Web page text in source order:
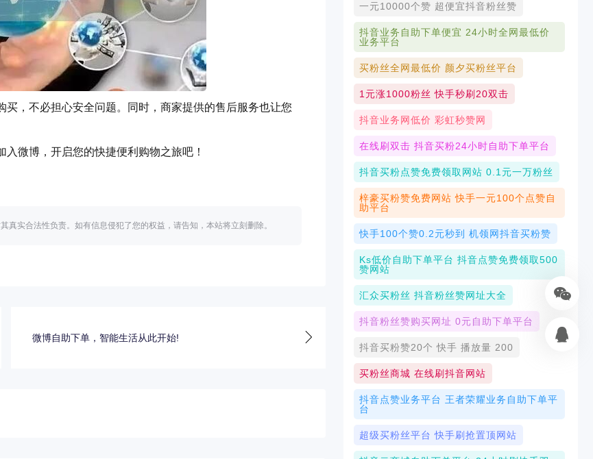
，不必担心安全问题。同时，商家提供的售后服务也让您
微博，开启您的快捷便利购物之旅吧！
实合法性负责。如有信息侵犯了您的权益，请告知，本站将立刻删除。
微博自助下单，智能生活从此开始!
一元10000个赞 超便宜抖音粉丝赞
抖音业务自助下单便宜 24小时全网最低价
业务平台
买粉丝全网最低价 颜夕买粉丝平台
1元涨1000粉丝 快手秒刷20双击
抖音业务网低价 彩虹秒赞网
在线刷双击 抖音买粉24小时自助下单平台
抖音买粉点赞免费领取网站 0.1元一万粉丝
梓豪买粉赞免费网站 快手一元100个点赞自
助平台
快手100个赞0.2元秒到 机领网抖音买粉赞
Ks低价自助下单平台 抖音点赞免费领取500
赞网站
汇众买粉丝 抖音粉丝赞网址大全
抖音粉丝赞购买网址 0元自助下单平台
抖音买粉赞20个 快手 播放量 200
买粉丝商城 在线刷抖音网站
抖音点赞业务平台 王者荣耀业务自助下单平
台
超级买粉丝平台 快手刷抢置顶网站